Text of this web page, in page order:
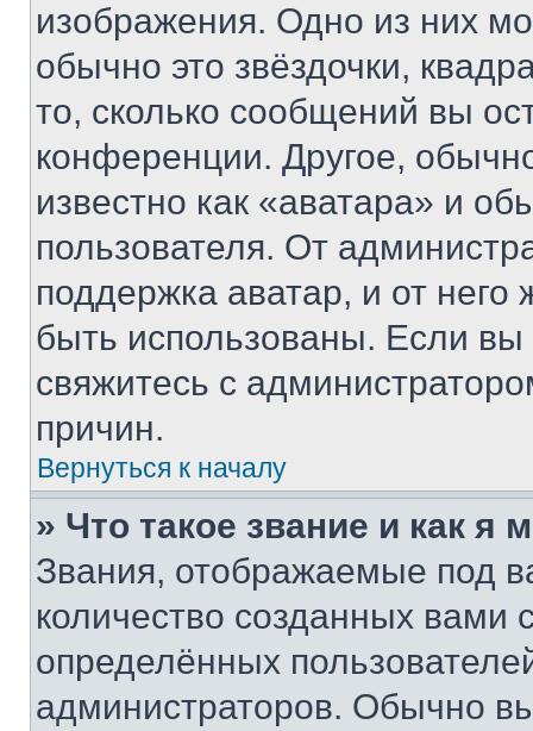
изображения. Одно из них
обычно это звёздочки,
то, сколько сообщений вы
конференции. Другое,
известно как «аватара» и
пользователя. От
поддержка аватар, и от него
быть использованы. Если
свяжитесь с
причин.
Вернуться к началу
» Что такое звание и как я
Звания, отображаемые под
количество созданных
определённых
администраторов. Обычно